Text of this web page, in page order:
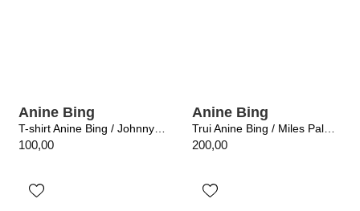
Anine Bing
T-shirt Anine Bing / Johnny Cropped Tee Washed Grey
100,00
Anine Bing
200,00